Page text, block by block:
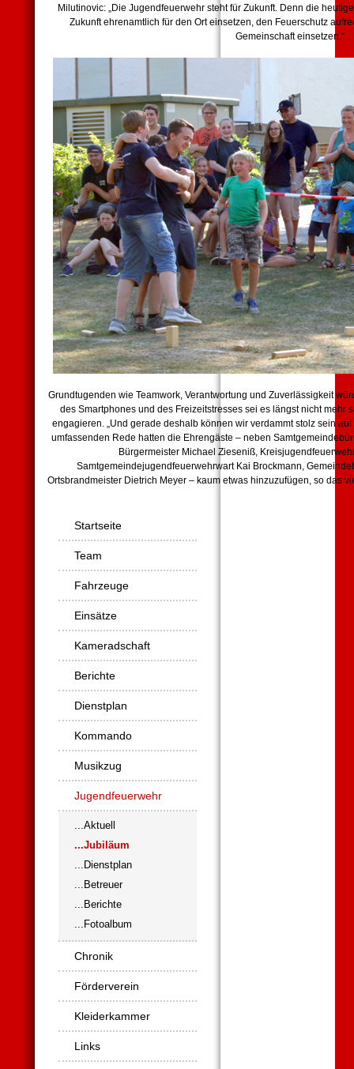
Milutinovic: „Die Jugendfeuerwehr steht für Zukunft. Denn die
Zukunft ehrenamtlich für den Ort einsetzen, den Feuerschutz
Gemeinschaft einsetzen.“
Grundtugenden wie Teamwork, Verantwortung und Zuverlässigkeit
des Smartphones und des Freizeitstresses sei es längst nicht mehr
engagieren. „Und gerade deshalb können wir verdammt stolz sein
umfassenden Rede hatten die Ehrengäste – neben
Bürgermeister Michael Zieseniß,
Samtgemeindejugendfeuerwehrwart Kai Brockmann,
Ortsbrandmeister Dietrich Meyer – kaum etwas hinzuzufügen, so das
Navigation
überspringen
Startseite
Team
Fahrzeuge
Einsätze
Kameradschaft
Berichte
Dienstplan
Kommando
Musikzug
Jugendfeuerwehr
...Aktuell
...Jubiläum
...Dienstplan
...Betreuer
...Berichte
...Fotoalbum
Chronik
Förderverein
Kleiderkammer
Links